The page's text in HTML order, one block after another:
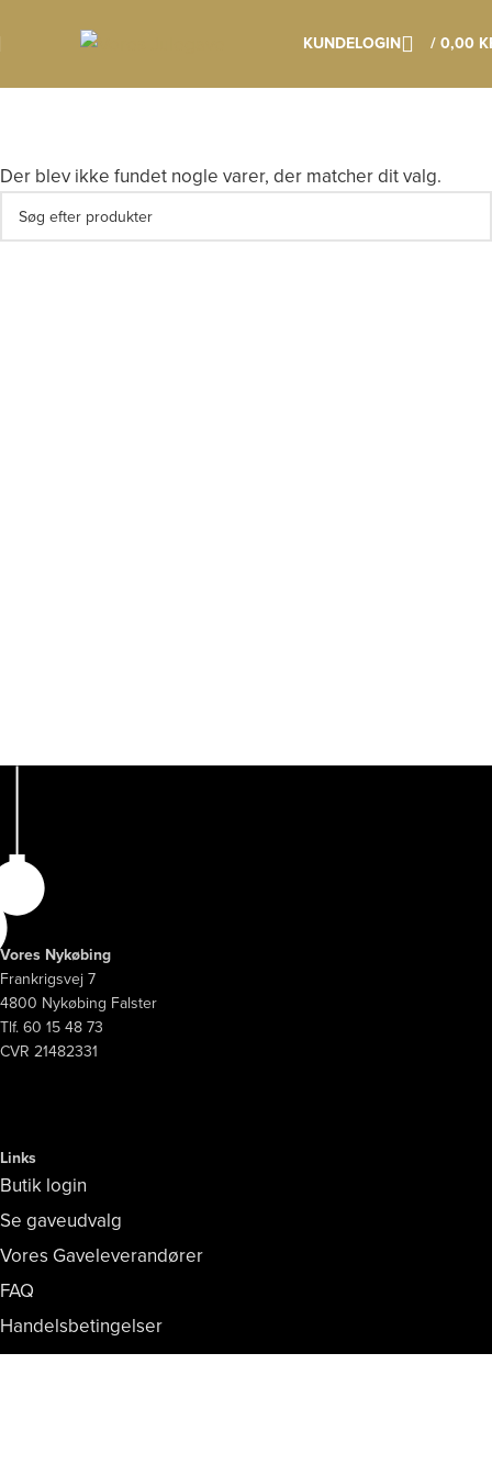
KUNDELOGIN / 0,00
Der blev ikke fundet nogle varer, der matcher dit valg.
Vores Nykøbing
Frankrigsvej 7
4800 Nykøbing Falster
Tlf. 60 15 48 73
CVR 21482331
Links
Butik login
Se gaveudvalg
Vores Gaveleverandører
FAQ
Handelsbetingelser
Persondata- og cookiepolitik